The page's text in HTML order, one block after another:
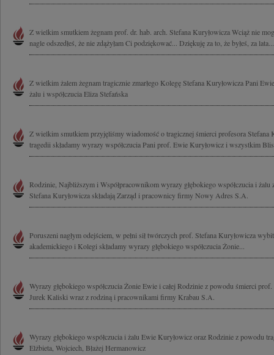
Z wielkim smutkiem żegnam prof. dr. hab. arch. Stefana Kuryłowicza Wciąż nie
nagle odszedłeś, że nie zdążyłam Ci podziękować... Dziękuję za to, że byłeś, za lata...
Z wielkim żalem żegnam tragicznie zmarłego Kolegę Stefana Kuryłowicza Pani
żalu i współczucia Eliza Stefańska
Z wielkim smutkiem przyjęliśmy wiadomość o tragicznej śmierci profesora
tragedii składamy wyrazy współczucia Pani prof. Ewie Kuryłowicz i wszystkim
Rodzinie, Najbliższym i Współpracownikom wyrazy głębokiego współczucia i
Stefana Kuryłowicza składają Zarząd i pracownicy firmy Nowy Adres S.A.
Poruszeni nagłym odejściem, w pełni sił twórczych prof. Stefana Kuryłowicza
akademickiego i Kolegi składamy wyrazy głębokiego współczucia Żonie...
Wyrazy głębokiego współczucia Żonie Ewie i całej Rodzinie z powodu śmierci prof.
Jurek Kaliski wraz z rodziną i pracownikami firmy Krabau S.A.
Wyrazy głębokiego współczucia i żalu Ewie Kuryłowicz oraz Rodzinie z powodu
Elżbieta, Wojciech, Błażej Hermanowicz